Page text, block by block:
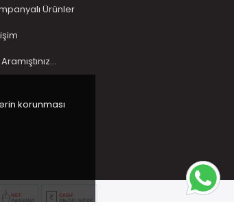
Ürünler
korunması